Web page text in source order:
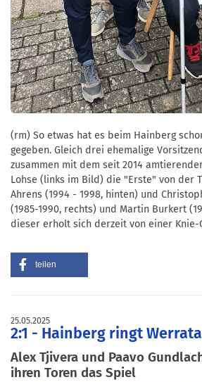
(rm) So etwas hat es beim Hainberg
gegeben. Gleich drei ehemalige
zusammen mit dem seit 2014
Lohse (links im Bild) die "Erste" von der
Ahrens (1994 - 1998, hinten) und
(1985-1990, rechts) und Martin Burkert
dieser erholt sich derzeit von einer Knie-
teilen
25.05.2025
2:1 - Hainberg ringt
Alex Tjivera und Paavo
ihren Toren das Spiel